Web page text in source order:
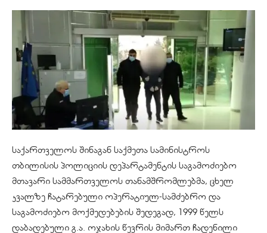
საქართველოს შინაგან საქმეთა სამინისტროს
თბილისის პოლიციის დეპარტამენტის საგამოძიებო
მთავარი სამმართველოს თანამშრომლებმა, ცხელ
კვალზე ჩატარებული ოპერატიულ-სამძებრო და
საგამოძიებო მოქმედებების შედეგად, 1999 წელს
დაბადებული გ.ა. ოჯახის წევრის მიმართ ჩადენილი